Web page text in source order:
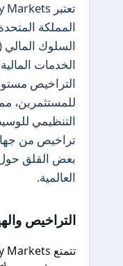
المملكة
التراخيص
للمستثمرين،
التنظيمي
تراخيص من
بعض القلق حول
العالمية.
التراخيص